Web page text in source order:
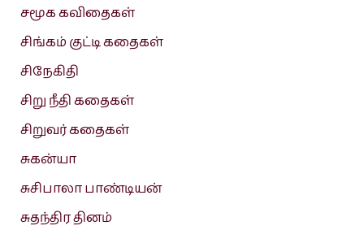
சமூக கவிதைகள்
சிங்கம் குட்டி கதைகள்
சிநேகிதி
சிறு நீதி கதைகள்
சிறுவர் கதைகள்
சுகன்யா
சுசிபாலா பாண்டியன்
சுதந்திர தினம்